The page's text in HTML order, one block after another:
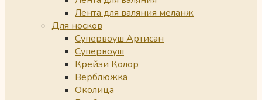
Лента для валяния меланж
Для носков
Супервоуш Артисан
Супервоуш
Крейзи Колор
Верблюжка
Околица